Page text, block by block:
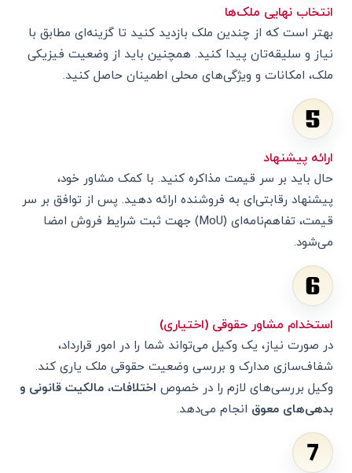
انتخاب نهایی ملک‌ها
بهتر است که از چندین ملک بازدید کنید تا گزینه‌ای مطابق با
نیاز و سلیقه‌تان پیدا کنید. همچنین باید از وضعیت فیزیکی
ملک، امکانات و ویژگی‌های محلی اطمینان حاصل کنید.
ارائه پیشنهاد
حال باید بر سر قیمت مذاکره کنید. با کمک مشاور خود،
پیشنهاد رقابتی‌ای به فروشنده ارائه دهید. پس از توافق بر سر
قیمت، تفاهم‌نامه‌ای (MoU) جهت ثبت شرایط فروش امضا
می‌شود.
استخدام مشاور حقوقی (اختیاری)
در صورت نیاز، یک وکیل می‌تواند شما را در امور قرارداد،
شفاف‌سازی مدارک و بررسی وضعیت حقوقی ملک یاری کند.
وکیل بررسی‌های لازم را در خصوص اختلافات، مالکیت قانونی و
بدهی‌های معوق انجام می‌دهد.